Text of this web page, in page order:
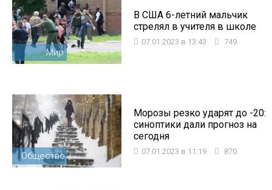
Мир
В США 6-летний мальчик
стрелял в учителя в школе
07.01.2023 в 13:43 749
Общество
Морозы резко ударят до -20:
синоптики дали прогноз на
сегодня
07.01.2023 в 11:19 870